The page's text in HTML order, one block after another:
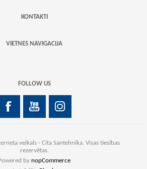
KONTAKTI
VIETNES NAVIGACIJA
FOLLOW US
veikals - Cita Santehnika. Visas tiesības
rezervētas.
by nopCommerce